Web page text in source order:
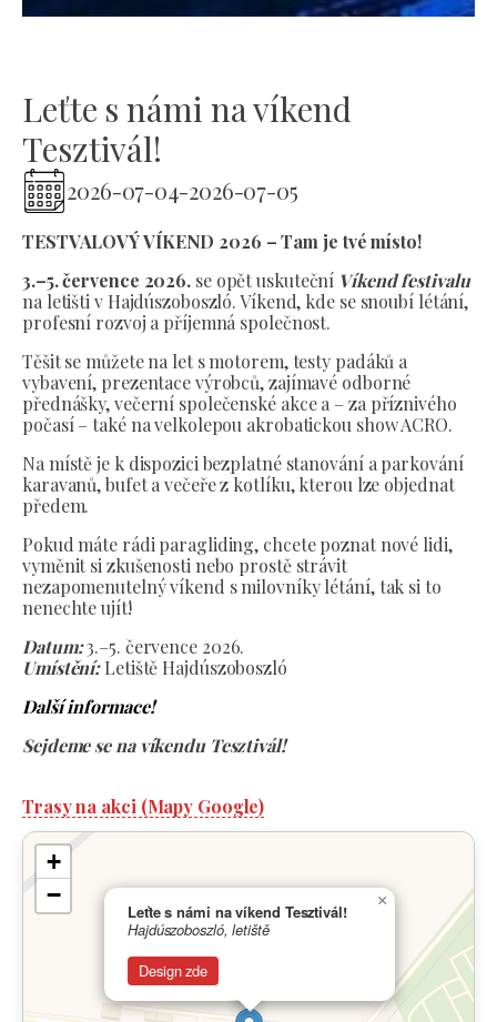
Leťte s námi na víkend
Tesztivál!
2026-07-04-2026-07-05
TESTVALOVÝ VÍKEND 2026 – Tam je tvé místo!
3.–5. července 2026. se opět uskuteční Víkend festivalu
na letišti v Hajdúszoboszló. Víkend, kde se snoubí létání,
profesní rozvoj a příjemná společnost.
Těšit se můžete na let s motorem, testy padáků a
vybavení, prezentace výrobců, zajímavé odborné
přednášky, večerní společenské akce a – za příznivého
počasí – také na velkolepou akrobatickou show ACRO.
Na místě je k dispozici bezplatné stanování a parkování
karavanů, bufet a večeře z kotlíku, kterou lze objednat
předem.
Pokud máte rádi paragliding, chcete poznat nové lidi,
vyměnit si zkušenosti nebo prostě strávit
nezapomenutelný víkend s milovníky létání, tak si to
nenechte ujít!
Datum:3.–5. července 2026.
Umístění:Letiště Hajdúszoboszló
Další informace!
Sejdeme se na víkendu Tesztivál!
Trasy na akci (Mapy Google)
Leťte s námi na víkend Tesztivál!
Hajdúszoboszló, letiště
Design zde
×
+
−